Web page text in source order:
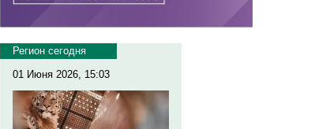
Регион сегодня
01 Июня 2026, 15:03